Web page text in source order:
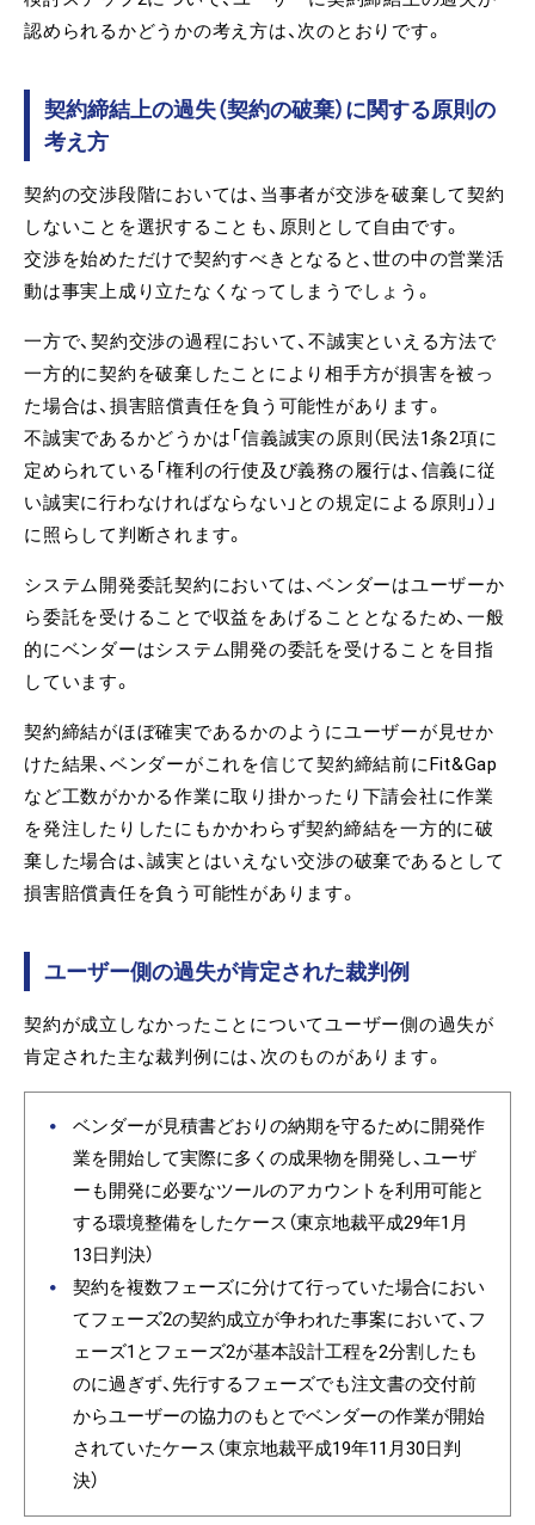
認められるかどうかの考え方は、次のとおりです。
契約締結上の過失（契約の破棄）に関する原則の
考え方
契約の交渉段階においては、当事者が交渉を破棄して契約
しないことを選択することも、原則として自由です。
交渉を始めただけで契約すべきとなると、世の中の営業活
動は事実上成り立たなくなってしまうでしょう。
一方で、契約交渉の過程において、不誠実といえる方法で
一方的に契約を破棄したことにより相手方が損害を被っ
た場合は、損害賠償責任を負う可能性があります。
不誠実であるかどうかは「信義誠実の原則（民法1条2項に
定められている「権利の行使及び義務の履行は、信義に従
い誠実に行わなければならない」との規定による原則」）」
に照らして判断されます。
システム開発委託契約においては、ベンダーはユーザーか
ら委託を受けることで収益をあげることとなるため、一般
的にベンダーはシステム開発の委託を受けることを目指
しています。
契約締結がほぼ確実であるかのようにユーザーが見せか
けた結果、ベンダーがこれを信じて契約締結前にFit&Gap
など工数がかかる作業に取り掛かったり下請会社に作業
を発注したりしたにもかかわらず契約締結を一方的に破
棄した場合は、誠実とはいえない交渉の破棄であるとして
損害賠償責任を負う可能性があります。
ユーザー側の過失が肯定された裁判例
契約が成立しなかったことについてユーザー側の過失が
肯定された主な裁判例には、次のものがあります。
ベンダーが見積書どおりの納期を守るために開発作
業を開始して実際に多くの成果物を開発し、ユーザ
ーも開発に必要なツールのアカウントを利用可能と
する環境整備をしたケース（東京地裁平成29年1月
13日判決）
契約を複数フェーズに分けて行っていた場合におい
てフェーズ2の契約成立が争われた事案において、フ
ェーズ1とフェーズ2が基本設計工程を2分割したも
のに過ぎず、先行するフェーズでも注文書の交付前
からユーザーの協力のもとでベンダーの作業が開始
されていたケース（東京地裁平成19年11月30日判
決）